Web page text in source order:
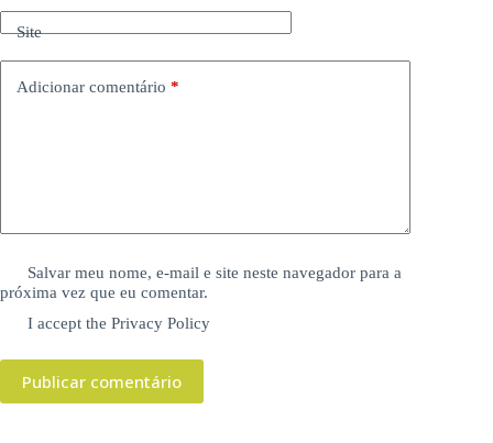
Site
Adicionar comentário *
Salvar meu nome, e-mail e site neste navegador para a
próxima vez que eu comentar.
I accept thePrivacy Policy
Publicar comentário